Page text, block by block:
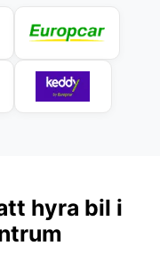
hyra bil i